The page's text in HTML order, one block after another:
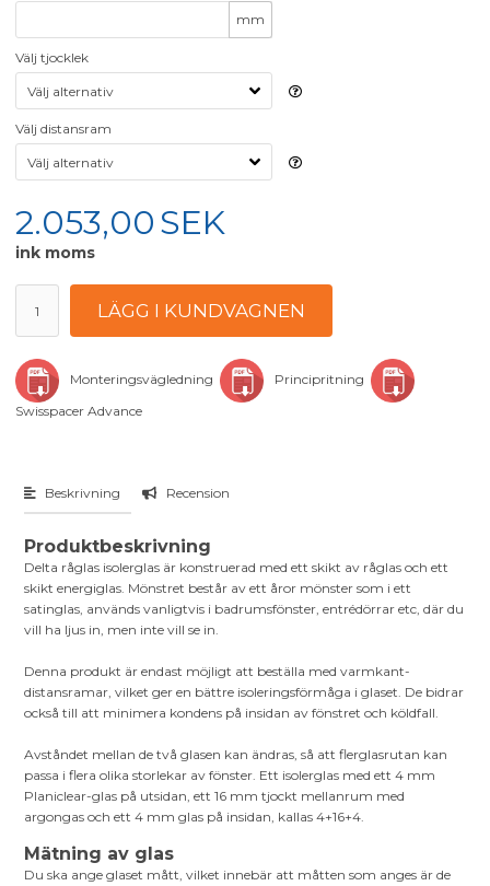
mm
Välj tjocklek
Välj distansram
2.053,00SEK
ink moms
Monteringsvägledning
Principritning
Swisspacer Advance
Beskrivning Recension
Produktbeskrivning
Delta råglas isolerglas är konstruerad med ett skikt av råglas och ett
skikt energiglas. Mönstret består av ett åror mönster som i ett
satinglas, används vanligtvis i badrumsfönster, entrédörrar etc, där du
vill ha ljus in, men inte vill se in.
Denna produkt är endast möjligt att beställa med varmkant-
distansramar, vilket ger en bättre isoleringsförmåga i glaset. De bidrar
också till att minimera kondens på insidan av fönstret och köldfall.
Avståndet mellan de två glasen kan ändras, så att flerglasrutan kan
passa i flera olika storlekar av fönster. Ett isolerglas med ett 4 mm
Planiclear-glas på utsidan, ett 16 mm tjockt mellanrum med
argongas och ett 4 mm glas på insidan, kallas 4+16+4.
Mätning av glas
Du ska ange glaset mått, vilket innebär att måtten som anges är de